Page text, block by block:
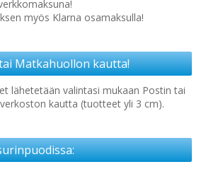
myös Klarna osamaksulla!
Matkahuollon kautta!
lähetetään valintasi mukaan Postin tai
kautta (tuotteet yli 3 cm).